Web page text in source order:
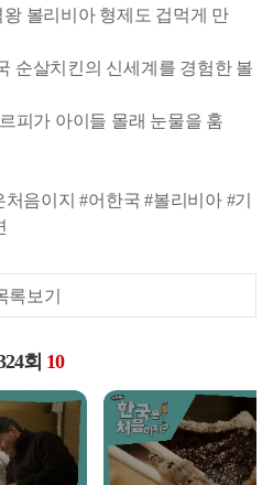
볼리비아 형제도 겁먹게 만
순살치킨의 신세계를 경험한 볼
피가 아이들 몰래 눈물을 훔
음이지 #어한국 #볼리비아 #기
록보기
회 10